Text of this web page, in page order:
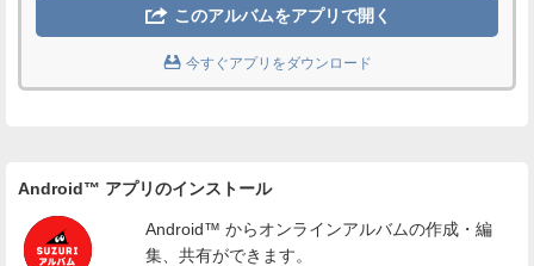
 このアルバムをアプリで開く
 今すぐアプリをダウンロード
Android™ アプリのインストール
Android™ からオンラインアルバムの作成・編
集、共有ができます。